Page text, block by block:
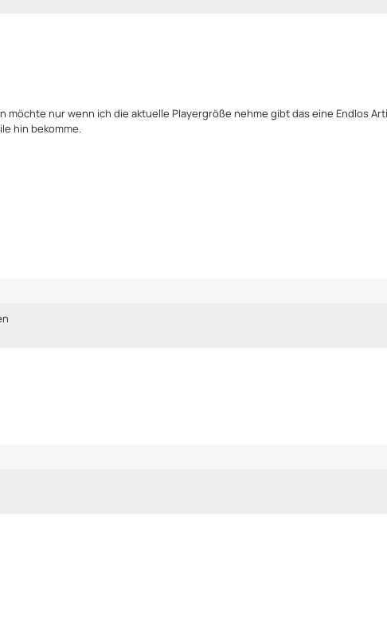
möchte nur wenn ich die aktuelle Playergröße nehme gibt das eine Endlos
hin bekomme.